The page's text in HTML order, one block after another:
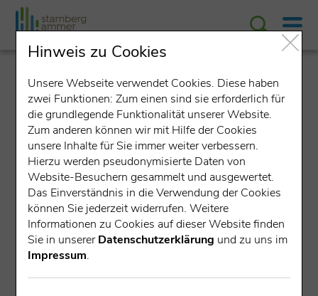
Eröffnung des neuen Audioguides
über Sisi
19.12.2023
Hinweis zu Cookies
Unsere Webseite verwendet Cookies. Diese haben
zwei Funktionen: Zum einen sind sie erforderlich für
die grundlegende Funktionalität unserer Website.
Zum anderen können wir mit Hilfe der Cookies
unsere Inhalte für Sie immer weiter verbessern.
Hierzu werden pseudonymisierte Daten von
Website-Besuchern gesammelt und ausgewertet.
Das Einverständnis in die Verwendung der Cookies
können Sie jederzeit widerrufen. Weitere
Informationen zu Cookies auf dieser Website finden
Sie in unsererDatenschutzerklärung und zu uns im
Impressum.